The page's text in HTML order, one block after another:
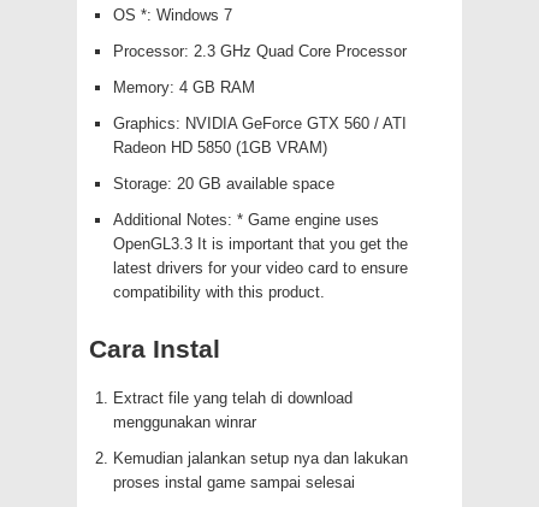
OS *: Windows 7
Processor: 2.3 GHz Quad Core Processor
Memory: 4 GB RAM
Graphics: NVIDIA GeForce GTX 560 / ATI
Radeon HD 5850 (1GB VRAM)
Storage: 20 GB available space
Additional Notes: * Game engine uses
OpenGL3.3 It is important that you get the
latest drivers for your video card to ensure
compatibility with this product.
Cara Instal
Extract file yang telah di download
menggunakan winrar
Kemudian jalankan setup nya dan lakukan
proses instal game sampai selesai